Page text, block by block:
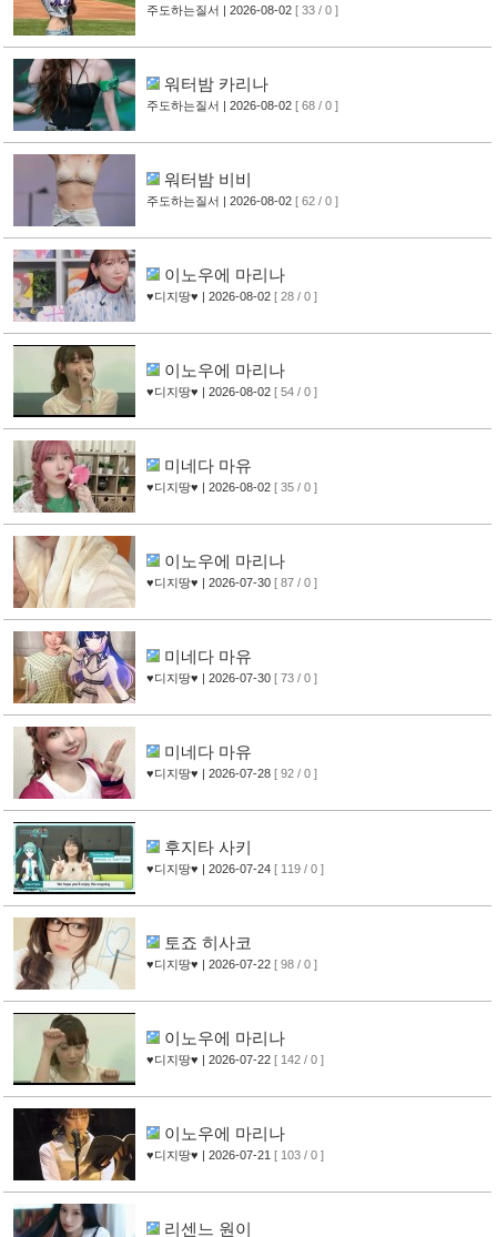
주도하는질서 | 2026-08-02 [ 33 / 0 ]
워터밤 카리나
주도하는질서 | 2026-08-02 [ 68 / 0 ]
워터밤 비비
주도하는질서 | 2026-08-02 [ 62 / 0 ]
이노우에 마리나
♥디지땅♥ | 2026-08-02 [ 28 / 0 ]
이노우에 마리나
♥디지땅♥ | 2026-08-02 [ 54 / 0 ]
미네다 마유
♥디지땅♥ | 2026-08-02 [ 35 / 0 ]
이노우에 마리나
♥디지땅♥ | 2026-07-30 [ 87 / 0 ]
미네다 마유
♥디지땅♥ | 2026-07-30 [ 73 / 0 ]
미네다 마유
♥디지땅♥ | 2026-07-28 [ 92 / 0 ]
후지타 사키
♥디지땅♥ | 2026-07-24 [ 119 / 0 ]
토죠 히사코
♥디지땅♥ | 2026-07-22 [ 98 / 0 ]
이노우에 마리나
♥디지땅♥ | 2026-07-22 [ 142 / 0 ]
이노우에 마리나
♥디지땅♥ | 2026-07-21 [ 103 / 0 ]
리센느 원이